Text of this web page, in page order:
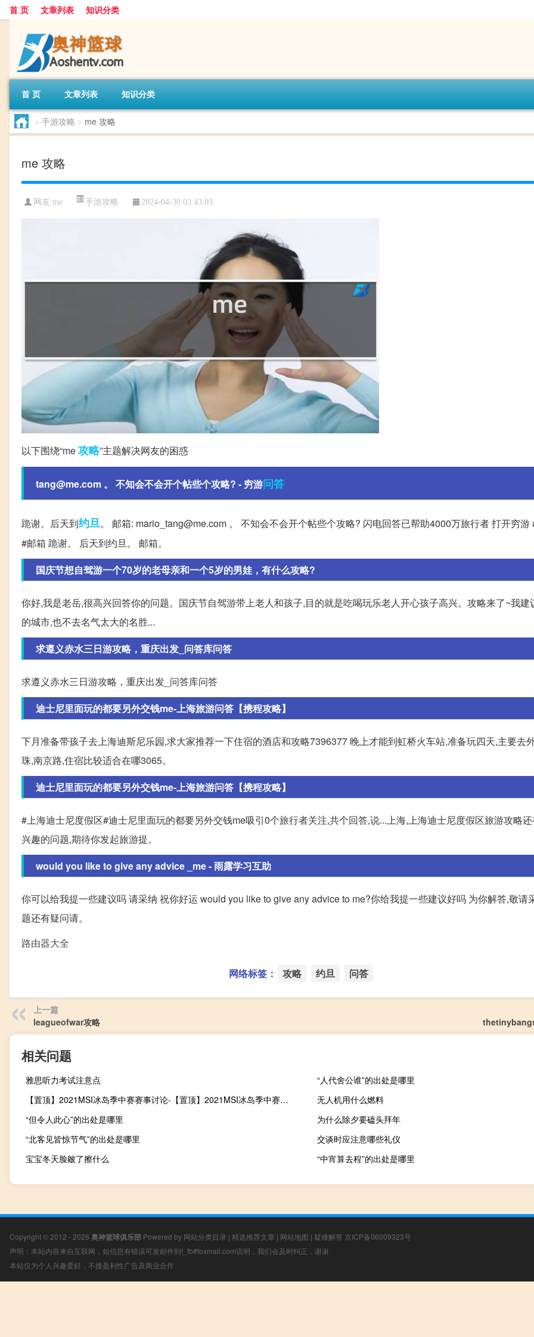
首 页 文章列表 知识分类
首 页 文章列表 知识分类
> 手游攻略 > me 攻略
me 攻略
网友:me 手游攻略 2024-04-30 03:43:03
以下围绕“me攻略”主题解决网友的困惑
tang@me.com 。 不知会不会开个帖些个攻略? - 穷游问答
跪谢。后天到约旦。 邮箱: mario_tang@me.com 。 不知会不会开个帖些个攻略? 闪电回答已帮助4000万旅行者 打开穷游
#邮箱 跪谢。 后天到约旦。 邮箱。
国庆节想自驾游一个70岁的老母亲和一个5岁的男娃，有什么攻略?
你好,我是老岳,很高兴回答你的问题。国庆节自驾游带上老人和孩子,目的就是吃喝玩乐老人开心孩子高兴。攻略来了~我建
的城市,也不去名气太大的名胜...
求遵义赤水三日游攻略，重庆出发_问答库问答
求遵义赤水三日游攻略，重庆出发_问答库问答
迪士尼里面玩的都要另外交钱me-上海旅游问答【携程攻略】
下月准备带孩子去上海迪斯尼乐园,求大家推荐一下住宿的酒店和攻略7396377 晚上才能到虹桥火车站,准备玩四天,主要去
珠,南京路,住宿比较适合在哪3065。
迪士尼里面玩的都要另外交钱me-上海旅游问答【携程攻略】
#上海迪士尼度假区#迪士尼里面玩的都要另外交钱me吸引0个旅行者关注,共个回答,说...上海,上海迪士尼度假区旅游攻略
兴趣的问题,期待你发起旅游提。
would you like to give any advice _me - 雨露学习互助
你可以给我提一些建议吗 请采纳 祝你好运 would you like to give any advice to me?你给我提一些建议好吗 为你解答,敬请
题还有疑问请。
路由器大全
网络标签： 攻略 约旦 问答
上一篇
leagueofwar攻略
相关问题
雅思听力考试注意点
“人代舍公谁”的出处是哪里
【置顶】2021MSI冰岛季中赛赛事讨论-【置顶】2021MSI冰岛季中赛赛事讨论什么梗-「鲸吼社区」
无人机用什么燃料
“但令人此心”的出处是哪里
为什么除夕要磕头拜年
“北客见皆惊节气”的出处是哪里
交谈时应注意哪些礼仪
宝宝冬天脸皴了擦什么
“中宵算去程”的出处是哪里
Copyright © 2012 - 2026 奥神篮球俱乐部 Powered by 网站分类目录 | 精选推荐文章 | 网站地图 | 疑难解答 京ICP备06009323号
声明：本站内容来自互联网，如信息有错误可发邮件到f_fb#foxmail.com说明，我们会及时纠正，谢谢
本站仅为个人兴趣爱好，不接盈利性广告及商业合作